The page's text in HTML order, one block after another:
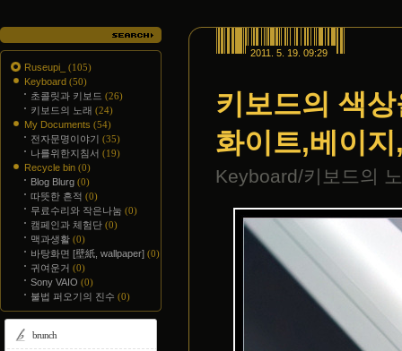
2011. 5. 19. 09:29
키보드의 색
화이트,베이
Keyboard/키보드의
Ruseupi_ (105)
Keyboard (50)
초콜릿과 키보드 (26)
키보드의 노래 (24)
My Documents (54)
전자문명이야기 (35)
나를위한지침서 (19)
Recycle bin (0)
Blog Blurg (0)
따뜻한 흔적 (0)
무료수리와 작은나눔 (0)
캠페인과 체험단 (0)
맥과생활 (0)
바탕화면 [壁紙, wallpaper] (0)
귀여운거 (0)
Sony VAIO (0)
불법 퍼오기의 진수 (0)
brunch